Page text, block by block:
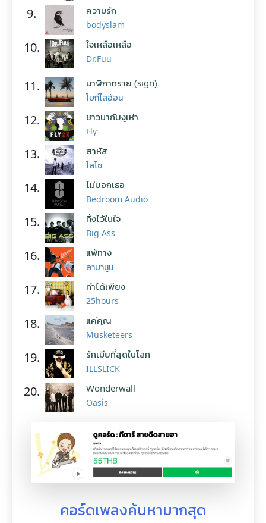
9. ความรัก
bodyslam
10. ใจเหลือเหลือ
Dr.Fuu
11. นาฬิกาทราย (sign)
โบกี้ไลอ้อน
12. ชาวนากับงูเห่า
Fly
13. สาหัส
โลโซ
14. ไม่บอกเธอ
Bedroom Audio
15. ทิ้งไว้ในใจ
Big Ass
16. แพ้ทาง
ลาบานูน
17. ทำได้เพียง
25hours
18. แค่คุณ
Musketeers
19. รักเมียที่สุดในโลก
ILLSLICK
20. Wonderwall
Oasis
คอร์ดเพลงค้นหามากสุด